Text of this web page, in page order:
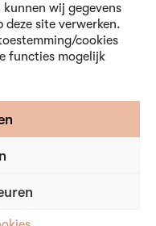
wij gegevens
site verwerken.
cookies
functies mogelijk